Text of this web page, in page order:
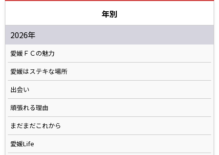
年別
2026年
愛媛ＦＣの魅力
愛媛はステキな場所
出会い
頑張れる理由
まだまだこれから
愛媛Life